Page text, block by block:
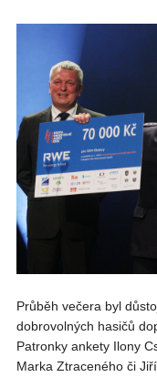
Průběh večera byl
dobrovolných hasičů
Patronky ankety Ilony
Marka Ztraceného či